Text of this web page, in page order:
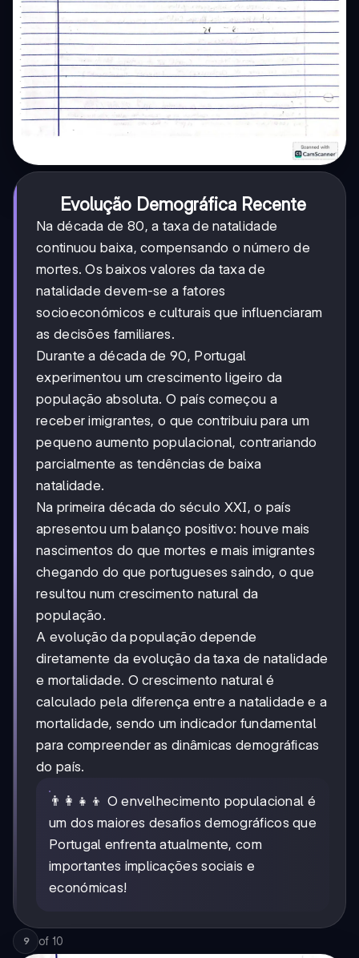
Evolução Demográfica Recente
Na década de 80, a taxa de natalidade
continuou baixa, compensando o número de
mortes. Os baixos valores da taxa de
natalidade devem-se a fatores
socioeconómicos e culturais que influenciaram
as decisões familiares.
Durante a década de 90, Portugal
experimentou um crescimento ligeiro da
população absoluta. O país começou a
receber imigrantes, o que contribuiu para um
pequeno aumento populacional, contrariando
parcialmente as tendências de baixa
natalidade.
Na primeira década do século XXI, o país
apresentou um balanço positivo: houve mais
nascimentos do que mortes e mais imigrantes
chegando do que portugueses saindo, o que
resultou num crescimento natural da
população.
A evolução da população depende
diretamente da evolução da taxa de natalidade
e mortalidade. O crescimento natural é
calculado pela diferença entre a natalidade e a
mortalidade, sendo um indicador fundamental
para compreender as dinâmicas demográficas
do país.
👨‍👩‍👧‍👦 O envelhecimento populacional é
um dos maiores desafios demográficos que
Portugal enfrenta atualmente, com
importantes implicações sociais e
económicas!
9 of 10